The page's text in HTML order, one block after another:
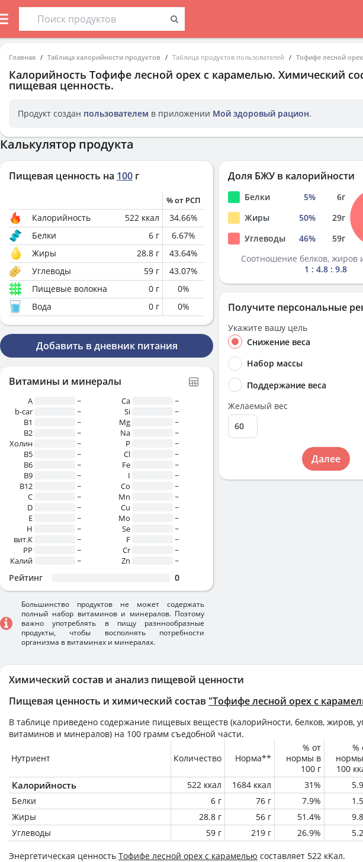
Главная Таблица калорийности продуктов Таблица продуктов пользователей Тофифе лесной
Калорийность Тофифе лесной орех с карамелью. Химический
пищевая ценность.
Продукт создан пользователем в приложении Мой здоровый рацион.
Химический состав и анализ пищевой ценности
Пищевая ценность и химический состав "Тофифе лесной орех с
В таблице приведено содержание пищевых веществ (калорийности, белков, жиров,
витаминов и минералов) на 100 грамм съедобной части.
Нутриент Количество Норма**
% от
нормы в
100 г
%
100
Калорийность 522 ккал 1684 ккал 31%
Белки
6 г 76 г 7.9%
Жиры
28.8 г 56 г 51.4%
Углеводы
59 г 219 г 26.9%
Энергетическая ценность Тофифе лесной орех с карамелью составляет 522 кКал.
Калькулятор продукта
Пищевая ценность на 100 г
% от РСП
Калорийность 522 ккал 34.66%
Белки
6 г 6.67%
Жиры
28.8 г 43.64%
Углеводы
59 г 43.07%
Пищевые волокна
0 г 0%
Вода
0 г 0%
Добавить в дневник питания
Витамины и минералы
A
~
b-car
~
В1
~
B2
~
Холин
~
B5
~
B6
~
B9
~
B12
~
C
~
D
~
E
~
H
~
вит.К
~
PP
~
Калий
~
Ca
~
Si
~
Mg
~
Na
~
P
~
Cl
~
Fe
~
I
~
Co
~
Mn
~
Cu
~
Mo
~
Se
~
F
~
Cr
~
Zn
~
Рейтинг 0
Большинство продуктов не может содержать
полный набор витаминов и минералов. Поэтому
важно употреблять в пищу разннообразные
продукты, чтобы восполнять потребности
организма в витаминах и минералах.
Доля БЖУ в калорийности
Белки 5% 6г
Жиры
50% 29г
Углеводы
46% 59г
Соотношение белков, жиров
1 : 4.8 : 9.8
Получите персональные
Укажите вашу цель
Снижение веса
Набор массы
Поддержание веса
Желаемый вес
Далее